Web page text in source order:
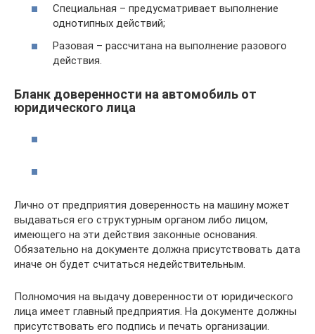
Специальная – предусматривает выполнение
однотипных действий;
Разовая – рассчитана на выполнение разового
действия.
Бланк доверенности на автомобиль от
юридического лица
Лично от предприятия доверенность на машину может
выдаваться его структурным органом либо лицом,
имеющего на эти действия законные основания.
Обязательно на документе должна присутствовать дата
иначе он будет считаться недействительным.
Полномочия на выдачу доверенности от юридического
лица имеет главный предприятия. На документе должны
присутствовать его подпись и печать организации.